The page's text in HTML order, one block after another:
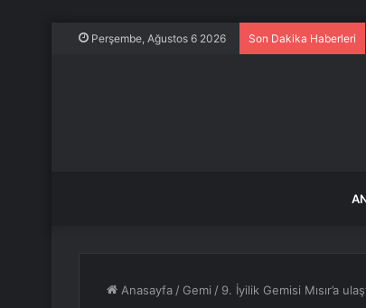
Perşembe, Ağustos 6 2026 Son Dakika Haberleri
Anasayfa / Gemi / 9. İyilik Gemisi Mısır’a